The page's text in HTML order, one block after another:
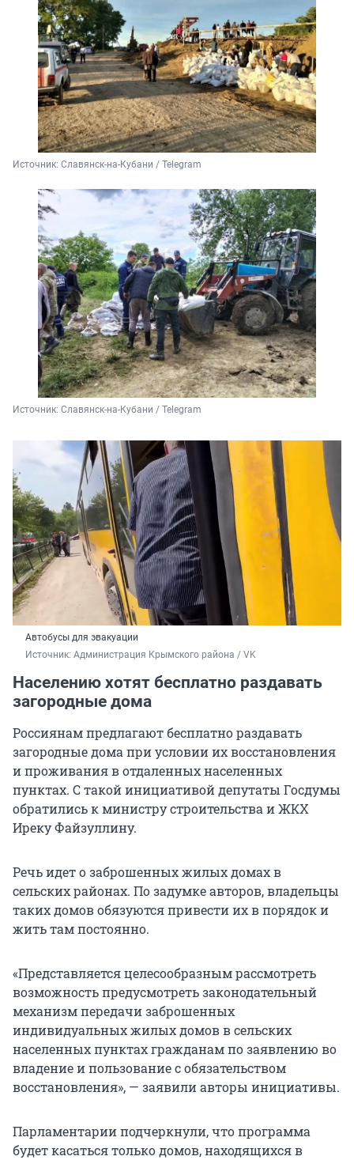
Источник: Славянск-на-Кубани / Telegram
Источник: Славянск-на-Кубани / Telegram
Автобусы для эвакуации
Источник: Администрация Крымского района / VK
Населению хотят бесплатно раздавать
загородные дома
Россиянам предлагают бесплатно раздавать
загородные дома при условии их восстановления
и проживания в отдаленных населенных
пунктах. С такой инициативой депутаты Госдумы
обратились к министру строительства и ЖКХ
Иреку Файзуллину.
Речь идет о заброшенных жилых домах в
сельских районах. По задумке авторов, владельцы
таких домов обязуются привести их в порядок и
жить там постоянно.
«Представляется целесообразным рассмотреть
возможность предусмотреть законодательный
механизм передачи заброшенных
индивидуальных жилых домов в сельских
населенных пунктах гражданам по заявлению во
владение и пользование с обязательством
восстановления», — заявили авторы инициативы.
Парламентарии подчеркнули, что программа
будет касаться только домов, находящихся в